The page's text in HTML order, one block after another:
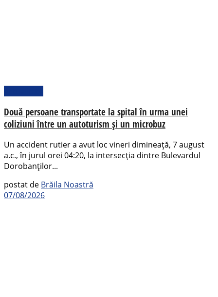
Două persoane transportate la spital în urma unei
coliziuni între un autoturism și un microbuz
Un accident rutier a avut loc vineri dimineață, 7 august
a.c., în jurul orei 04:20, la intersecția dintre Bulevardul
Dorobanților...
postat de Brăila Noastră
07/08/2026